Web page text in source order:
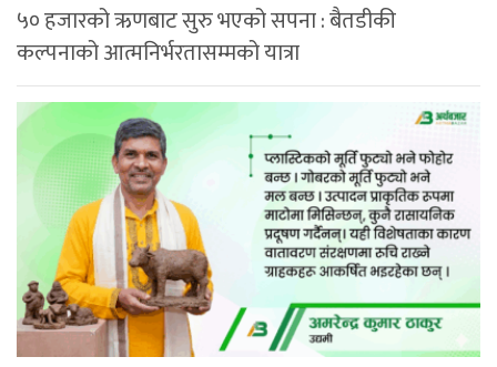
५० हजारको ऋणबाट सुरु भएको सपना : बैतडीकी
कल्पनाको आत्मनिर्भरतासम्मको यात्रा